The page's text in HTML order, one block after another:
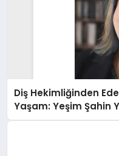
Diş Hekimliğinden
Yaşam: Yeşim Şahin